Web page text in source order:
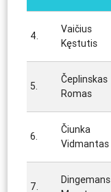
4.
Vaičius
Kęstutis
5.
Čeplinskas
Romas
6.
Čiunka
Vidmantas
7.
Dingemans